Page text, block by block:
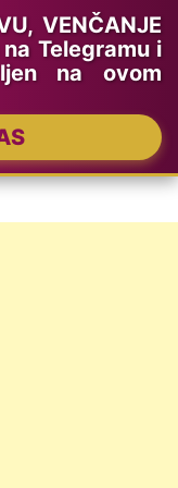
VENČANJE
na Telegramu i
na ovom